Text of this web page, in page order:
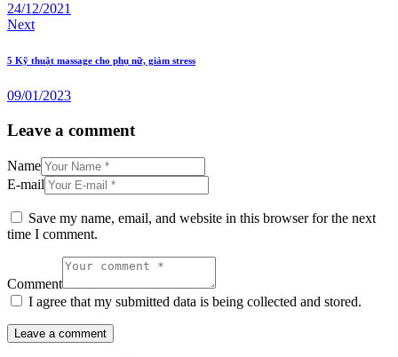
24/12/2021
Next
5 Kỹ thuật massage cho phụ nữ, giảm stress
09/01/2023
Leave a comment
Name
E-mail
Save my name, email, and website in this browser for the next
time I comment.
Comment
I agree that my submitted data is being collected and stored.